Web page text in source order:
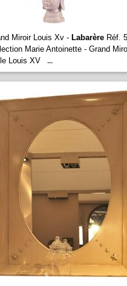
Miroir Louis Xv - LabarèreRéf.
Marie Antoinette - Grand
Louis XV
...